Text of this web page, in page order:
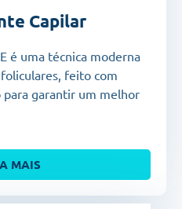
Capilar
é uma técnica moderna
feito com
para garantir um melhor
MAIS